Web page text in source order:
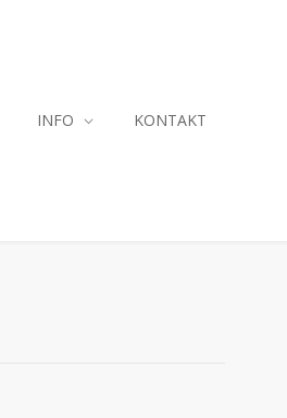
INFO KONTAKT